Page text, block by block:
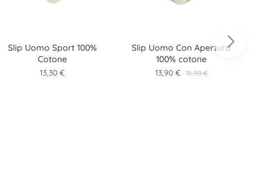
Slip Uomo Sport 100%
Cotone
13,30 €
Slip Uomo Con Apertura
100% cotone
13,90 € 15,90€